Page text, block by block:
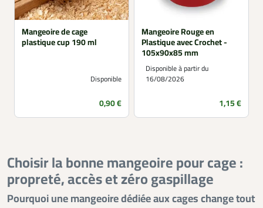
Mangeoire de cage
plastique cup 190 ml
Disponible
Prix
0,90 €
Mangeoire Rouge en
Plastique avec Crochet -
105x90x85 mm
Disponible à partir du
16/08/2026
Prix
1,15 €
Choisir la bonne mangeoire pour cage :
propreté, accès et zéro gaspillage
Pourquoi une mangeoire dédiée aux cages change tout